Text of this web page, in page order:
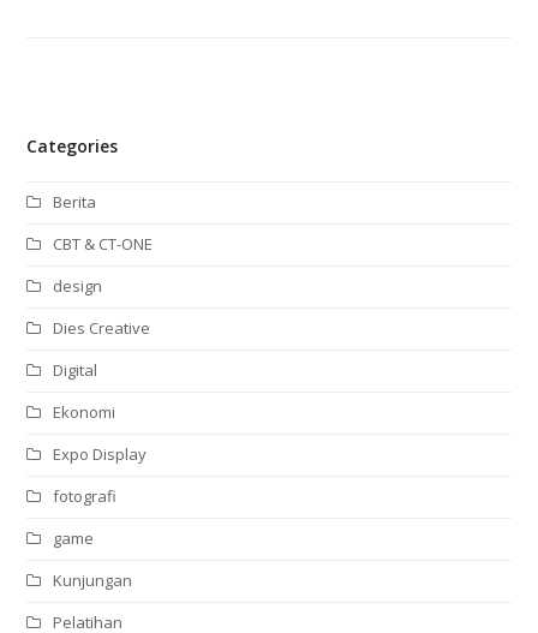
Categories
Berita
CBT & CT-ONE
design
Dies Creative
Digital
Ekonomi
Expo Display
fotografi
game
Kunjungan
Pelatihan